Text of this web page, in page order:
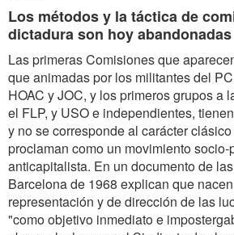
Los métodos y la táctica de
dictadura son hoy abandonadas
Las primeras Comisiones que
que animadas por los militantes del
HOAC y JOC, y los primeros grupos a
el FLP, y USO e independientes,
y no se corresponde al carácter
proclaman como un movimiento socio-
anticapitalista. En un documento de
Barcelona de 1968 explican que
representación y de dirección de las
"como objetivo inmediato e